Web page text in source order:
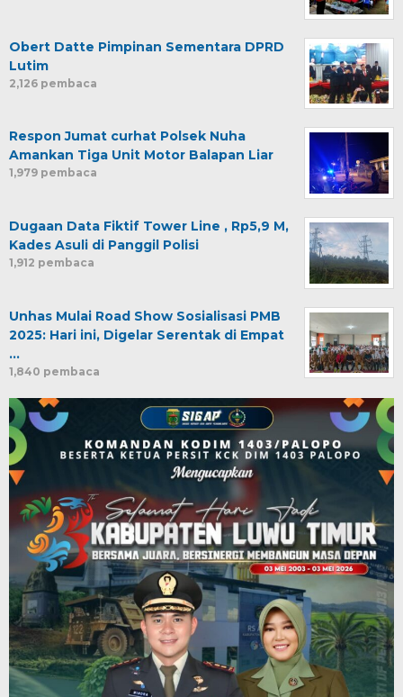
Obert Datte Pimpinan Sementara DPRD
Lutim
2,126 pembaca
Respon Jumat curhat Polsek Nuha
Amankan Tiga Unit Motor Balapan Liar
1,979 pembaca
Dugaan Data Fiktif Tower Line , Rp5,9 M,
Kades Asuli di Panggil Polisi
1,912 pembaca
Unhas Mulai Road Show Sosialisasi PMB
2025: Hari ini, Digelar Serentak di Empat
…
1,840 pembaca